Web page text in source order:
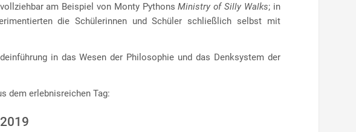
am Beispiel von Monty PythonsMinistry of Silly Walks; in
die Schülerinnen und Schüler schließlich selbst mit
in das Wesen der Philosophie und das Denksystem der
dem erlebnisreichen Tag: